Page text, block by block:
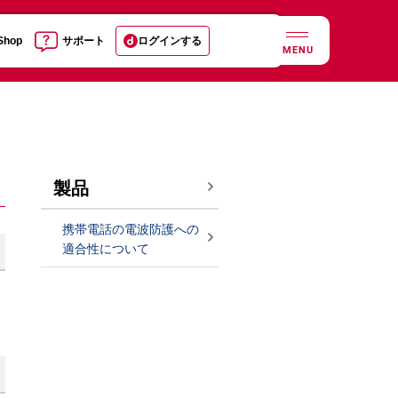
サポート ログインする
MENU
製品
携帯電話の電波防護への
適合性について